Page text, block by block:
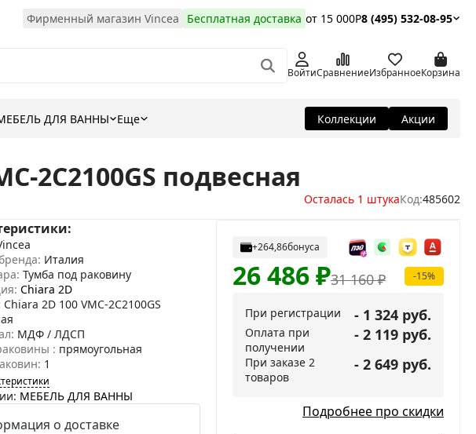
Фирменный магазин Vincea Бесплатная доставка от 15 000Р8 (495) 532-08-95
ВойтиСравнениеИзбранноеКорзина
ДЛЯ ВАННЫ Еще Коллекции Акции
2C2100GS подвесная
Осталась 1 штукаКод:485602
Италия
Тумба под раковину
Chiara 2D
Chiara 2D 100 VMC-2C2100GS
МДФ / ЛДСП
: прямоугольная
1
МЕБЕЛЬ ДЛЯ ВАННЫ
о доставке
+264,86бонуса
31 160₽
26 486₽ -15%
При регистрации - 1 324 руб.
Оплата при
получении
- 2 119 руб.
При заказе 2
товаров
- 2 649 руб.
Подробнее про скидки